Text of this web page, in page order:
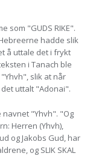
som "GUDS RIKE".
hadde slik
å uttale det i frykt
i Tanach ble
slik at når
uttalt "Adonai".
"Yhvh". "Og
Herren (Yhvh),
og Jakobs Gud, har
og SLIK SKAL